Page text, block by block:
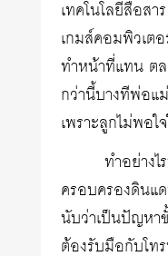
เทคโนโลยีสื่อส
เกมส์คอมพิวเต
ทำหน้าที่แทน ตล
กว่านี้บางทีพ่อแ
เพราะลูกไม่พอ
ทำอย่าง
ครอบครองดินแ
นับว่าเป็นปัญห
ต้องรับมือกับ